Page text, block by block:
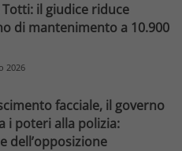
Totti: il giudice riduce
di mantenimento a 10.900
2026
facciale, il governo
i poteri alla polizia:
dell’opposizione